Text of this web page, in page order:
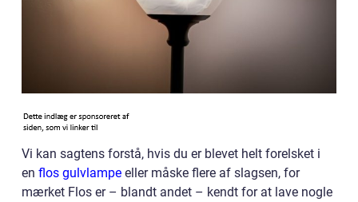
Vi kan sagtens forstå, hvis du er blevet helt forelsket i
en flos gulvlampe eller måske flere af slagsen, for
mærket Flos er – blandt andet – kendt for at lave nogle